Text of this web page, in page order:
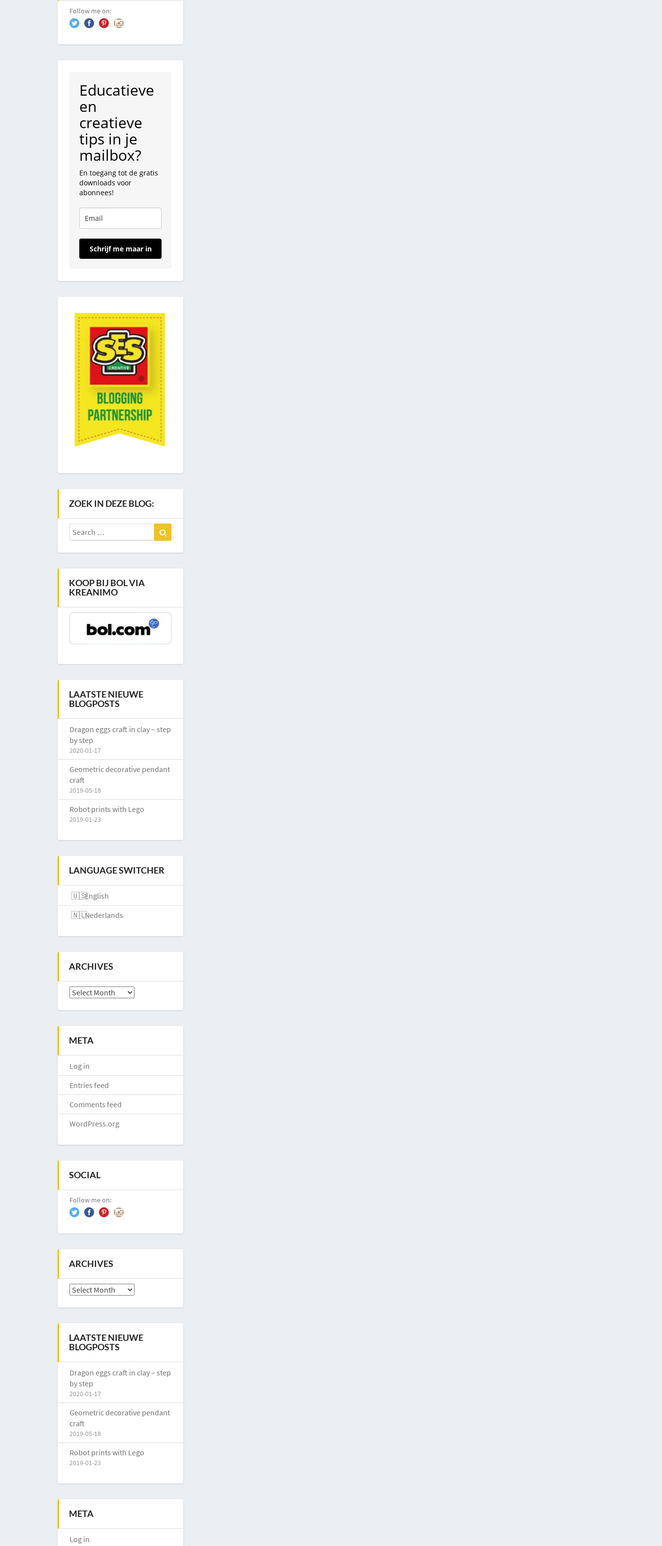
Follow me on:
Educatieve
en
creatieve
tips in je
mailbox?
En toegang tot de gratis
downloads voor
abonnees!
Schrijf me maar in
ZOEK IN DEZE BLOG:
Search
for:
KOOP BIJ BOL VIA
KREANIMO
LAATSTE NIEUWE
BLOGPOSTS
Dragon eggs craft in clay – step
by step
2020-01-17
Geometric decorative pendant
craft
2019-05-18
Robot prints with Lego
2019-01-23
LANGUAGE SWITCHER
English
Nederlands
ARCHIVES
Archives
META
Log in
Entries feed
Comments feed
WordPress.org
SOCIAL
Follow me on:
ARCHIVES
Archives
LAATSTE NIEUWE
BLOGPOSTS
Dragon eggs craft in clay – step
by step
2020-01-17
Geometric decorative pendant
craft
2019-05-18
Robot prints with Lego
2019-01-23
META
Log in